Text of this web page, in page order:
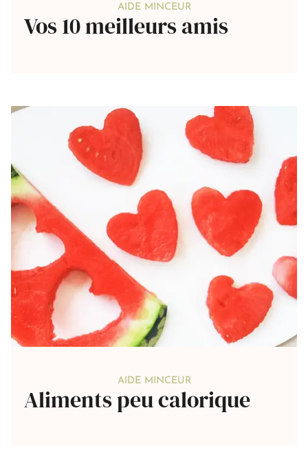
AIDE MINCEUR
Vos 10 meilleurs amis
AIDE MINCEUR
Aliments peu calorique